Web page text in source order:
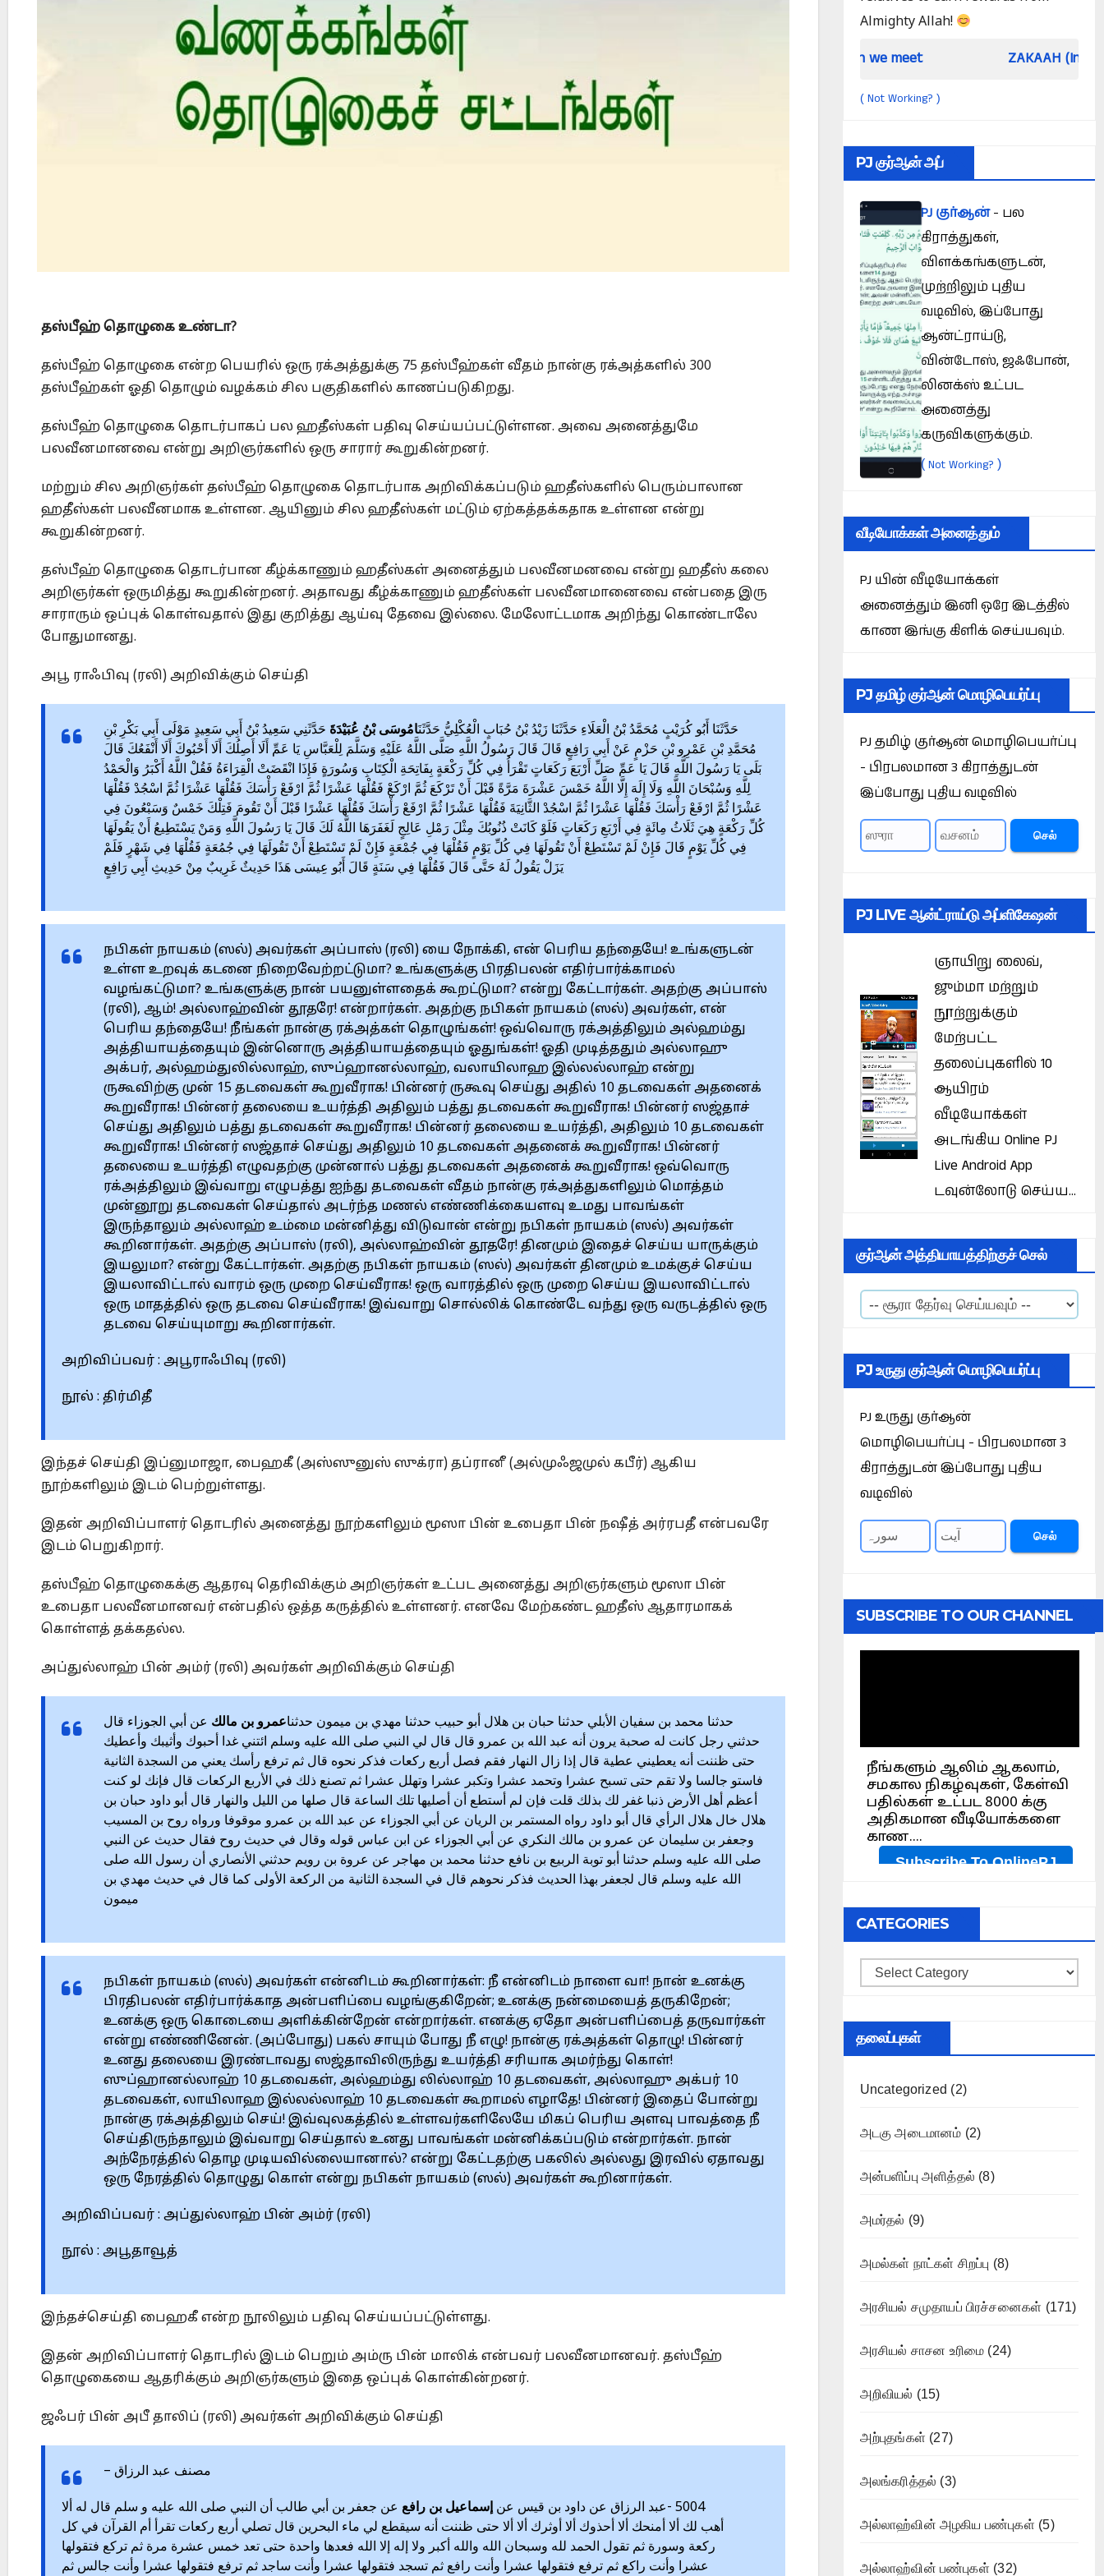
தஸ்பீஹ் தொழுகை உண்டா?
தஸ்பீஹ் தொழுகை என்ற பெயரில் ஒரு ரக்அத்துக்கு 75 தஸ்பீஹ்கள் வீதம் நான்கு ரக்அத்களில் 300
தஸ்பீஹ்கள் ஓதி தொழும் வழக்கம் சில பகுதிகளில் காணப்படுகிறது.
தஸ்பீஹ் தொழுகை தொடர்பாகப் பல ஹதீஸ்கள் பதிவு செய்யப்பட்டுள்ளன. அவை அனைத்துமே
பலவீனமானவை என்று அறிஞர்களில் ஒரு சாரார் கூறுகின்றனர்.
மற்றும் சில அறிஞர்கள் தஸ்பீஹ் தொழுகை தொடர்பாக அறிவிக்கப்படும் ஹதீஸ்களில் பெரும்பாலான
ஹதீஸ்கள் பலவீனமாக உள்ளன. ஆயினும் சில ஹதீஸ்கள் மட்டும் ஏற்கத்தக்கதாக உள்ளன என்று
கூறுகின்றனர்.
தஸ்பீஹ் தொழுகை தொடர்பான கீழ்க்காணும் ஹதீஸ்கள் அனைத்தும் பலவீனமனவை என்று ஹதீஸ் கலை
அறிஞர்கள் ஒருமித்து கூறுகின்றனர். அதாவது கீழ்க்காணும் ஹதீஸ்கள் பலவீனமானைவை என்பதை இரு
சாராரும் ஒப்புக் கொள்வதால் இது குறித்து ஆய்வு தேவை இல்லை. மேலோட்டமாக அறிந்து கொண்டாலே
போதுமானது.
அபூ ராஃபிவு (ரலி) அறிவிக்கும் செய்தி
حَدَّثَنَا أَبُو كُرَيْبٍ مُحَمَّدُ بْنُ الْعَلَاءِ حَدَّثَنَا زَيْدُ بْنُ حُبَابٍ الْعُكْلِيُّ حَدَّثَنَامُوسَى بْنُ عُبَيْدَةَ حَدَّثَنِي سَعِيدُ بْنُ أَبِي سَعِيدٍ مَوْلَى أَبِي بَكْرِ بْنِ
مُحَمَّدِ بْنِ عَمْرِو بْنِ حَزْمٍ عَنْ أَبِي رَافِعٍ قَالَ قَالَ رَسُولُ اللَّهِ صَلَّى اللَّهُ عَلَيْهِ وَسَلَّمَ لِلْعَبَّاسِ يَا عَمِّ أَلَا أَصِلُكَ أَلَا أَحْبُوكَ أَلَا أَنْفَعُكَ قَالَ
بَلَى يَا رَسُولَ اللَّهِ قَالَ يَا عَمِّ صَلِّ أَرْبَعَ رَكَعَاتٍ تَقْرَأُ فِي كُلِّ رَكْعَةٍ بِفَاتِحَةِ الْكِتَابِ وَسُورَةٍ فَإِذَا انْقَضَتْ الْقِرَاءَةُ فَقُلْ اللَّهُ أَكْبَرُ وَالْحَمْدُ
لِلَّهِ وَسُبْحَانَ اللَّهِ وَلَا إِلَهَ إِلَّا اللَّهُ خَمْسَ عَشْرَةَ مَرَّةً قَبْلَ أَنْ تَرْكَعَ ثُمَّ ارْكَعْ فَقُلْهَا عَشْرًا ثُمَّ ارْفَعْ رَأْسَكَ فَقُلْهَا عَشْرًا ثُمَّ اسْجُدْ فَقُلْهَا
عَشْرًا ثُمَّ ارْفَعْ رَأْسَكَ فَقُلْهَا عَشْرًا ثُمَّ اسْجُدْ الثَّانِيَةَ فَقُلْهَا عَشْرًا ثُمَّ ارْفَعْ رَأْسَكَ فَقُلْهَا عَشْرًا قَبْلَ أَنْ تَقُومَ فَتِلْكَ خَمْسٌ وَسَبْعُونَ فِي
كُلِّ رَكْعَةٍ هِيَ ثَلَاثُ مِائَةٍ فِي أَرْبَعِ رَكَعَاتٍ فَلَوْ كَانَتْ ذُنُوبُكَ مِثْلَ رَمْلِ عَالِجٍ لَغَفَرَهَا اللَّهُ لَكَ قَالَ يَا رَسُولَ اللَّهِ وَمَنْ يَسْتَطِيعُ أَنْ يَقُولَهَا
فِي كُلِّ يَوْمٍ قَالَ فَإِنْ لَمْ تَسْتَطِعْ أَنْ تَقُولَهَا فِي كُلِّ يَوْمٍ فَقُلْهَا فِي جُمْعَةٍ فَإِنْ لَمْ تَسْتَطِعْ أَنْ تَقُولَهَا فِي جُمُعَةٍ فَقُلْهَا فِي شَهْرٍ فَلَمْ
يَزَلْ يَقُولُ لَهُ حَتَّى قَالَ فَقُلْهَا فِي سَنَةٍ قَالَ أَبُو عِيسَى هَذَا حَدِيثٌ غَرِيبٌ مِنْ حَدِيثِ أَبِي رَافِعٍ
நபிகள் நாயகம் (ஸல்) அவர்கள் அப்பாஸ் (ரலி) யை நோக்கி, என் பெரிய தந்தையே! உங்களுடன்
உள்ள உறவுக் கடனை நிறைவேற்றட்டுமா? உங்களுக்கு பிரதிபலன் எதிர்பார்க்காமல்
வழங்கட்டுமா? உங்களுக்கு நான் பயனுள்ளதைக் கூறட்டுமா? என்று கேட்டார்கள். அதற்கு அப்பாஸ்
(ரலி), ஆம்! அல்லாஹ்வின் தூதரே! என்றார்கள். அதற்கு நபிகள் நாயகம் (ஸல்) அவர்கள், என்
பெரிய தந்தையே! நீங்கள் நான்கு ரக்அத்கள் தொழுங்கள்! ஒவ்வொரு ரக்அத்திலும் அல்ஹம்து
அத்தியாயத்தையும் இன்னொரு அத்தியாயத்தையும் ஓதுங்கள்! ஓதி முடித்ததும் அல்லாஹு
அக்பர், அல்ஹம்துலில்லாஹ், ஸுப்ஹானல்லாஹ், வலாயிலாஹ இல்லல்லாஹ் என்று
ருகூவிற்கு முன் 15 தடவைகள் கூறுவீராக! பின்னர் ருகூவு செய்து அதில் 10 தடவைகள் அதனைக்
கூறுவீராக! பின்னர் தலையை உயர்த்தி அதிலும் பத்து தடவைகள் கூறுவீராக! பின்னர் ஸஜ்தாச்
செய்து அதிலும் பத்து தடவைகள் கூறுவீராக! பின்னர் தலையை உயர்த்தி, அதிலும் 10 தடவைகள்
கூறுவீராக! பின்னர் ஸஜ்தாச் செய்து அதிலும் 10 தடவைகள் அதனைக் கூறுவீராக! பின்னர்
தலையை உயர்த்தி எழுவதற்கு முன்னால் பத்து தடவைகள் அதனைக் கூறுவீராக! ஒவ்வொரு
ரக்அத்திலும் இவ்வாறு எழுபத்து ஐந்து தடவைகள் வீதம் நான்கு ரக்அத்துகளிலும் மொத்தம்
முன்னூறு தடவைகள் செய்தால் அடர்ந்த மணல் எண்ணிக்கையளவு உமது பாவங்கள்
இருந்தாலும் அல்லாஹ் உம்மை மன்னித்து விடுவான் என்று நபிகள் நாயகம் (ஸல்) அவர்கள்
கூறினார்கள். அதற்கு அப்பாஸ் (ரலி), அல்லாஹ்வின் தூதரே! தினமும் இதைச் செய்ய யாருக்கும்
இயலுமா? என்று கேட்டார்கள். அதற்கு நபிகள் நாயகம் (ஸல்) அவர்கள் தினமும் உமக்குச் செய்ய
இயலாவிட்டால் வாரம் ஒரு முறை செய்வீராக! ஒரு வாரத்தில் ஒரு முறை செய்ய இயலாவிட்டால்
ஒரு மாதத்தில் ஒரு தடவை செய்வீராக! இவ்வாறு சொல்லிக் கொண்டே வந்து ஒரு வருடத்தில் ஒரு
தடவை செய்யுமாறு கூறினார்கள்.
அறிவிப்பவர் : அபூராஃபிவு (ரலி)
நூல் : திர்மிதீ
இந்தச் செய்தி இப்னுமாஜா, பைஹகீ (அஸ்ஸுனுஸ் ஸுக்ரா) தப்ரானீ (அல்முஃஜமுல் கபீர்) ஆகிய
நூற்களிலும் இடம் பெற்றுள்ளது.
இதன் அறிவிப்பாளர் தொடரில் அனைத்து நூற்களிலும் மூஸா பின் உபைதா பின் நஷீத் அர்ரபதீ என்பவரே
இடம் பெறுகிறார்.
தஸ்பீஹ் தொழுகைக்கு ஆதரவு தெரிவிக்கும் அறிஞர்கள் உட்பட அனைத்து அறிஞர்களும் மூஸா பின்
உபைதா பலவீனமானவர் என்பதில் ஒத்த கருத்தில் உள்ளனர். எனவே மேற்கண்ட ஹதீஸ் ஆதாரமாகக்
கொள்ளத் தக்கதல்ல.
அப்துல்லாஹ் பின் அம்ர் (ரலி) அவர்கள் அறிவிக்கும் செய்தி
حدثنا محمد بن سفيان الأبلي حدثنا حبان بن هلال أبو حبيب حدثنا مهدي بن ميمون حدثناعمرو بن مالك عن أبي الجوزاء قال
حدثني رجل كانت له صحبة يرون أنه عبد الله بن عمرو قال قال لي النبي صلى الله عليه وسلم ائتني غدا أحبوك وأثيبك وأعطيك
حتى ظننت أنه يعطيني عطية قال إذا زال النهار فقم فصل أربع ركعات فذكر نحوه قال ثم ترفع رأسك يعني من السجدة الثانية
فاستو جالسا ولا تقم حتى تسبح عشرا وتحمد عشرا وتكبر عشرا وتهلل عشرا ثم تصنع ذلك في الأربع الركعات قال فإنك لو كنت
أعظم أهل الأرض ذنبا غفر لك بذلك قلت فإن لم أستطع أن أصليها تلك الساعة قال صلها من الليل والنهار قال أبو داود حبان بن
هلال خال هلال الرأي قال أبو داود رواه المستمر بن الريان عن أبي الجوزاء عن عبد الله بن عمرو موقوفا ورواه روح بن المسيب
وجعفر بن سليمان عن عمرو بن مالك النكري عن أبي الجوزاء عن ابن عباس قوله وقال في حديث روح فقال حديث عن النبي
صلى الله عليه وسلم حدثنا أبو توبة الربيع بن نافع حدثنا محمد بن مهاجر عن عروة بن رويم حدثني الأنصاري أن رسول الله صلى
الله عليه وسلم قال لجعفر بهذا الحديث فذكر نحوهم قال في السجدة الثانية من الركعة الأولى كما قال في حديث مهدي بن
ميمون
நபிகள் நாயகம் (ஸல்) அவர்கள் என்னிடம் கூறினார்கள்: நீ என்னிடம் நாளை வா! நான் உனக்கு
பிரதிபலன் எதிர்பார்க்காத அன்பளிப்பை வழங்குகிறேன்; உனக்கு நன்மையைத் தருகிறேன்;
உனக்கு ஒரு கொடையை அளிக்கின்றேன் என்றார்கள். எனக்கு ஏதோ அன்பளிப்பைத் தருவார்கள்
என்று எண்ணினேன். (அப்போது) பகல் சாயும் போது நீ எழு! நான்கு ரக்அத்கள் தொழு! பின்னர்
உனது தலையை இரண்டாவது ஸஜ்தாவிலிருந்து உயர்த்தி சரியாக அமர்ந்து கொள்!
ஸுப்ஹானல்லாஹ் 10 தடவைகள், அல்ஹம்து லில்லாஹ் 10 தடவைகள், அல்லாஹு அக்பர் 10
தடவைகள், லாயிலாஹ இல்லல்லாஹ் 10 தடவைகள் கூறாமல் எழாதே! பின்னர் இதைப் போன்று
நான்கு ரக்அத்திலும் செய்! இவ்வுலகத்தில் உள்ளவர்களிலேயே மிகப் பெரிய அளவு பாவத்தை நீ
செய்திருந்தாலும் இவ்வாறு செய்தால் உனது பாவங்கள் மன்னிக்கப்படும் என்றார்கள். நான்
அந்நேரத்தில் தொழ முடியவில்லையானால்? என்று கேட்டதற்கு பகலில் அல்லது இரவில் ஏதாவது
ஒரு நேரத்தில் தொழுது கொள் என்று நபிகள் நாயகம் (ஸல்) அவர்கள் கூறினார்கள்.
அறிவிப்பவர் : அப்துல்லாஹ் பின் அம்ர் (ரலி)
நூல் : அபூதாவூத்
இந்தச்செய்தி பைஹகீ என்ற நூலிலும் பதிவு செய்யப்பட்டுள்ளது.
இதன் அறிவிப்பாளர் தொடரில் இடம் பெறும் அம்ரு பின் மாலிக் என்பவர் பலவீனமானவர். தஸ்பீஹ்
தொழுகையை ஆதரிக்கும் அறிஞர்களும் இதை ஒப்புக் கொள்கின்றனர்.
ஜஃபர் பின் அபீ தாலிப் (ரலி) அவர்கள் அறிவிக்கும் செய்தி
مصنف عبد الرزاق –
5004 -عبد الرزاق عن داود بن قيس عن إسماعيل بن رافع عن جعفر بن أبي طالب أن النبي صلى الله عليه و سلم قال له ألا
أهب لك ألا أمنحك ألا أحذوك ألا أوثرك ألا ألا حتى ظننت أنه سيقطع لي ماء البحرين قال تصلي أربع ركعات تقرأ أم القرآن في كل
ركعة وسورة ثم تقول الحمد لله وسبحان الله والله أكبر ولا إله إلا الله فعدها واحدة حتى تعد خمس عشرة مرة ثم تركع فتقولها
عشرا وأنت راكع ثم ترفع فتقولها عشرا وأنت رافع ثم تسجد فتقولها عشرا وأنت ساجد ثم ترفع فتقولها عشرا وأنت جالس ثم
Almighty Allah!
Did Jesus Resurrect on Sunday or Monday? Is Prophet Muhammad superior to Jesus? ZAKAAH (In the light of
( Not Working? )
PJ குர்ஆன் அப்
PJ குர்ஆன்- பல
கிராத்துகள்,
விளக்கங்களுடன்,
முற்றிலும் புதிய
வடிவில், இப்போது
ஆன்ட்ராய்டு,
வின்டோஸ், ஜஃபோன்,
லினக்ஸ் உட்பட
அனைத்து
கருவிகளுக்கும்.
(Not Working? )
வீடியோக்கள் அனைத்தும்
PJ யின் வீடியோக்கள்
அனைத்தும் இனி ஒரே இடத்தில்
காண இங்கு கிளிக் செய்யவும்.
PJ தமிழ் குர்ஆன் மொழிபெயர்ப்பு
PJ தமிழ் குர்ஆன் மொழிபெயர்ப்பு
- பிரபலமான 3 கிராத்துடன்
இப்போது புதிய வடிவில்
செல்
PJ LIVE ஆன்ட்ராய்டு அப்ளிகேஷன்
ஞாயிறு லைவ்,
ஜும்மா மற்றும்
நூற்றுக்கும்
மேற்பட்ட
தலைப்புகளில் 10
ஆயிரம்
வீடியோக்கள்
அடங்கிய Online PJ
Live Android App
டவுன்லோடு செய்ய...
குர்ஆன் அத்தியாயத்திற்குச் செல்
PJ உருது குர்ஆன் மொழிபெயர்ப்பு
PJ உருது குர்ஆன்
மொழிபெயர்ப்பு - பிரபலமான 3
கிராத்துடன் இப்போது புதிய
வடிவில்
செல்
SUBSCRIBE TO OUR CHANNEL
CATEGORIES
Categories
தலைப்புகள்
Uncategorized (2)
அடகு அடைமானம் (2)
அன்பளிப்பு அளித்தல் (8)
அமர்தல் (9)
அமல்கள் நாட்கள் சிறப்பு (8)
அரசியல் சமுதாயப் பிரச்சனைகள் (171)
அரசியல் சாசன உரிமை (24)
அறிவியல் (15)
அற்புதங்கள் (27)
அலங்கரித்தல் (3)
அல்லாஹ்வின் அழகிய பண்புகள் (5)
அல்லாஹ்வின் பண்புகள் (32)